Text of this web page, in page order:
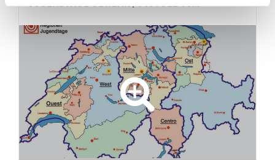
JUGENDTAGE GEWEHR / PISTOLE 10M